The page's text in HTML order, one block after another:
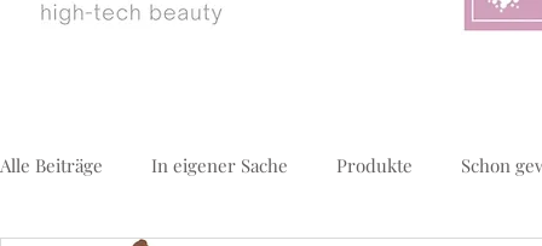
Alle Beiträge In eigener Sache Produkte Schon